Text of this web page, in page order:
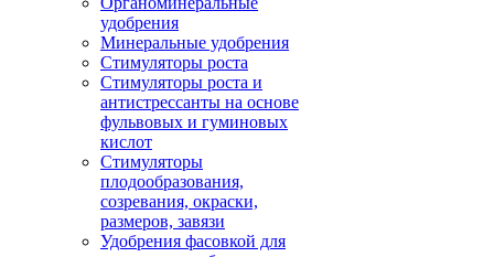
удобрения
Минеральные удобрения
Стимуляторы роста
Стимуляторы роста и
антистрессанты на основе
фульвовых и гуминовых
кислот
Стимуляторы
плодообразования,
созревания, окраски,
размеров, завязи
Удобрения фасовкой для